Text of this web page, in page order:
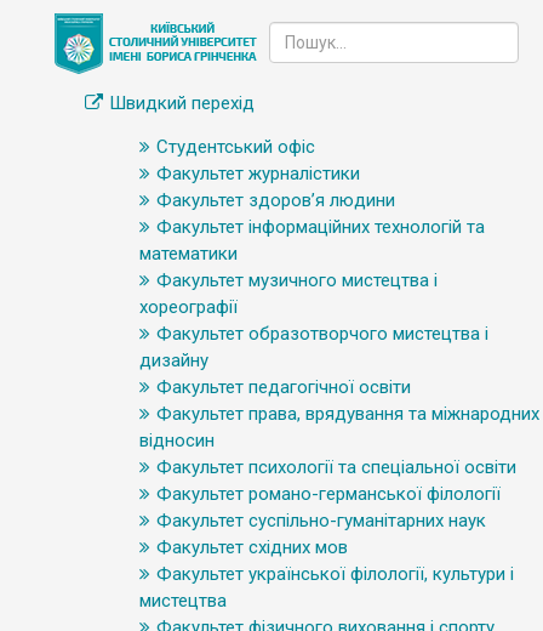
Швидкий перехід
Студентський офіс
Факультет журналістики
Факультет здоров’я людини
Факультет інформаційних технологій та
математики
Факультет музичного мистецтва і
хореографії
Факультет образотворчого мистецтва і
дизайну
Факультет педагогічної освіти
Факультет права, врядування та міжнародних
відносин
Факультет психології та спеціальної освіти
Факультет романо-германської філології
Факультет суспільно-гуманітарних наук
Факультет східних мов
Факультет української філології, культури і
мистецтва